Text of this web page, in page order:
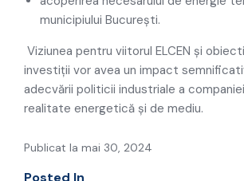
municipiului București.
Viziunea pentru viitorul ELCEN și
investiții vor avea un impact
adecvării politicii industriale a
realitate energetică și de mediu.
Publicat la mai 30, 2024
Posted In